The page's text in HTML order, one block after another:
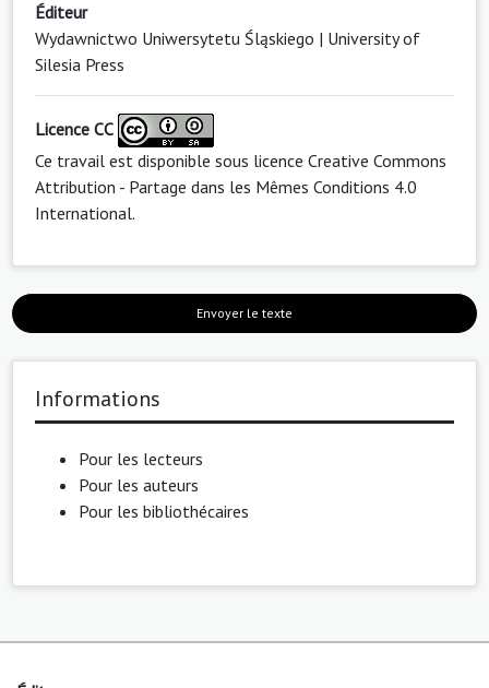
Éditeur
Wydawnictwo Uniwersytetu Śląskiego | University of
Silesia Press
Licence CC
Ce travail est disponible sous licence Creative Commons
Attribution - Partage dans les Mêmes Conditions 4.0
International.
Envoyer le texte
Informations
Pour les lecteurs
Pour les auteurs
Pour les bibliothécaires